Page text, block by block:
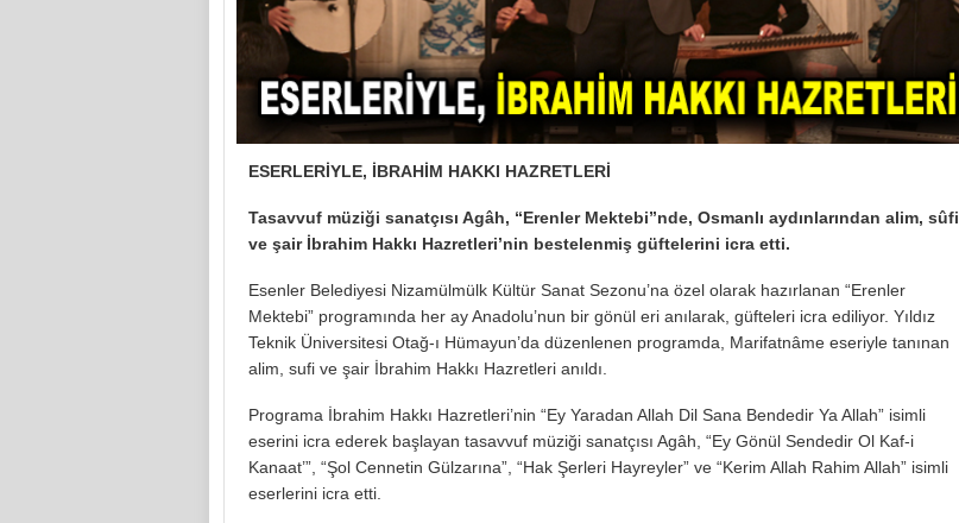
ESERLERİYLE, İBRAHİM HAKKI HAZRETLERİ
Tasavvuf müziği sanatçısı Agâh, “Erenler Mektebi”nde, Osmanlı aydınlarından alim, sûfi
ve şair İbrahim Hakkı Hazretleri’nin bestelenmiş güftelerini icra etti.
Esenler Belediyesi Nizamülmülk Kültür Sanat Sezonu’na özel olarak hazırlanan “Erenler
Mektebi” programında her ay Anadolu’nun bir gönül eri anılarak, güfteleri icra ediliyor. Yıldız
Teknik Üniversitesi Otağ-ı Hümayun’da düzenlenen programda, Marifatnâme eseriyle tanınan
alim, sufi ve şair İbrahim Hakkı Hazretleri anıldı.
Programa İbrahim Hakkı Hazretleri’nin “Ey Yaradan Allah Dil Sana Bendedir Ya Allah” isimli
eserini icra ederek başlayan tasavvuf müziği sanatçısı Agâh, “Ey Gönül Sendedir Ol Kaf-i
Kanaat’”, “Şol Cennetin Gülzarına”, “Hak Şerleri Hayreyler” ve “Kerim Allah Rahim Allah” isimli
eserlerini icra etti.